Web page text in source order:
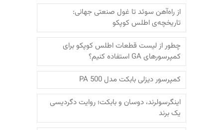
از راه‌آهن سوئد تا غول صنعتی جهانی:
تاریخچه‌ی اطلس کوپکو
چطور از لیست قطعات اطلس کوپکو برای
کمپرسورهای GA استفاده کنیم؟
کمپرسور دیزلی بابکت مدل PA 500
اینگرسولرند، دوسان و بابکت؛‌ روایت دگردیسی
یک برند